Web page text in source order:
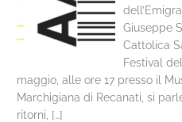
Giuseppe
Cattolica
Festival
maggio, alle ore 17 presso il
Marchigiana di Recanati, si
ritorni, […]